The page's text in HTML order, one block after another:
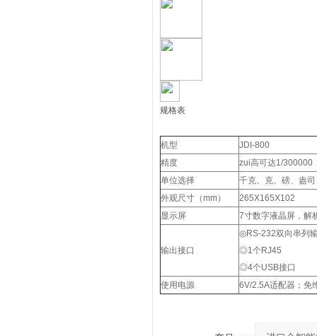
规格表
机型
JDI-800
精度
zui高可达1/300000
单位选择
千克、克、磅、盎
外观尺寸（mm）
265X165X102
显示屏
7寸数字液晶屏，解
输出接口
◎RS-232双向串
◎1个RJ45
◎4个USB接口
使用电源
6V/2.5A适配器；免